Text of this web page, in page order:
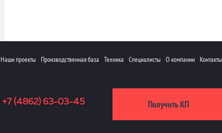
Наши проекты Производственная база Техника Специалисты О компании Контакты
+7 (4862) 63-03-45 Получить КП